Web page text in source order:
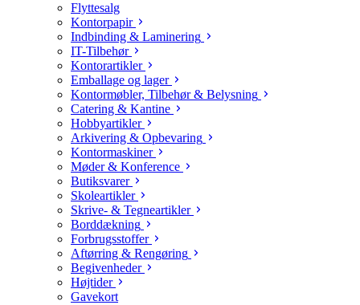
Flyttesalg
Kontorpapir
Indbinding & Laminering
IT-Tilbehør
Kontorartikler
Emballage og lager
Kontormøbler, Tilbehør & Belysning
Catering & Kantine
Hobbyartikler
Arkivering & Opbevaring
Kontormaskiner
Møder & Konference
Butiksvarer
Skoleartikler
Skrive- & Tegneartikler
Borddækning
Forbrugsstoffer
Aftørring & Rengøring
Begivenheder
Højtider
Gavekort